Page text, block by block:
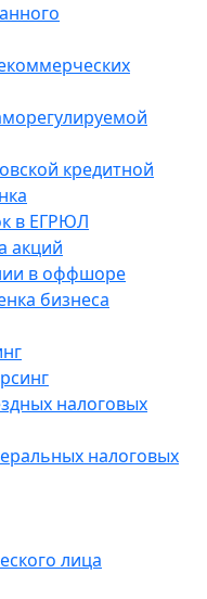
кредитной
в ЕГРЮЛ
акций
в оффшоре
бизнеса
налоговых
налоговых
лица